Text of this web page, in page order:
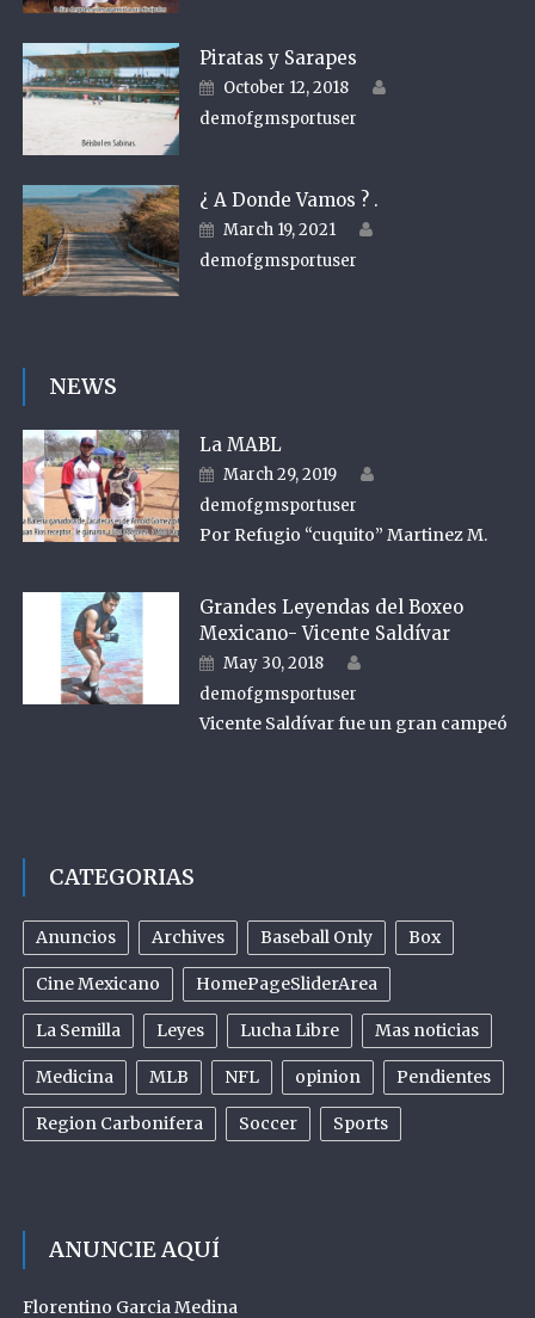
Piratas y Sarapes
Posted on
October 12, 2018
demofgmsportuser
¿ A Donde Vamos ? .
Posted on
March 19, 2021
demofgmsportuser
NEWS
La MABL
Posted on
March 29, 2019
demofgmsportuser
Por Refugio “cuquito” Martinez M.
Grandes Leyendas del Boxeo
Mexicano- Vicente Saldívar
Posted on
May 30, 2018
demofgmsportuser
Vicente Saldívar fue un gran campeó
CATEGORIAS
Anuncios Archives Baseball Only Box
Cine Mexicano HomePageSliderArea
La Semilla Leyes Lucha Libre Mas noticias
Medicina MLB NFL opinion Pendientes
Region Carbonifera Soccer Sports
ANUNCIE AQUÍ
Florentino Garcia Medina